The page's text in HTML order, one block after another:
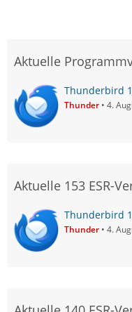
Aktuelle
Thunderbird
Thunder 4.
Aktuelle 153 ESR-
Thunderbird
Thunder 4.